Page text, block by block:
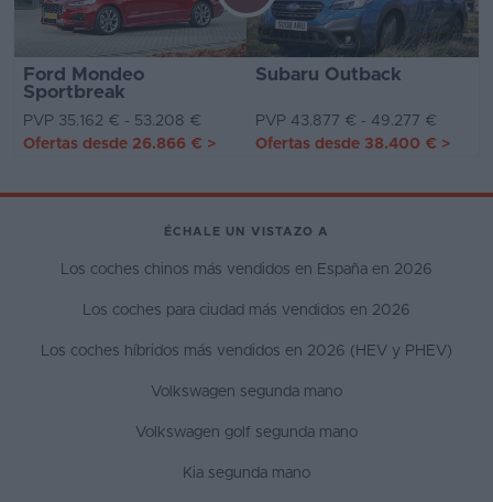
Ford Mondeo
Sportbreak
Subaru Outback
PVP 35.162 € - 53.208 €
PVP 43.877 € - 49.277 €
Ofertas desde 26.866 € > Ofertas desde 38.400 € >
ÉCHALE UN VISTAZO A
Los coches chinos más vendidos en España en 2026
Los coches para ciudad más vendidos en 2026
Los coches híbridos más vendidos en 2026 (HEV y PHEV)
Volkswagen segunda mano
Volkswagen golf segunda mano
Kia segunda mano